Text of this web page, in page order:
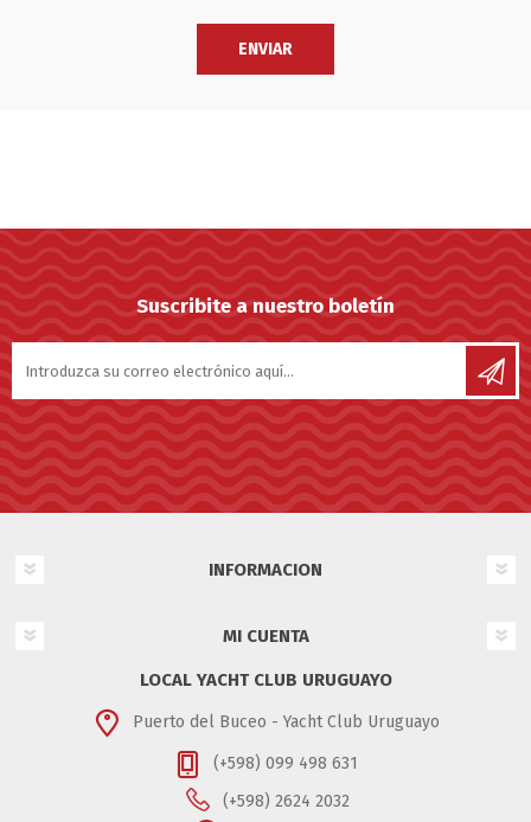
Suscribite a nuestro boletín
INFORMACION
MI CUENTA
LOCAL YACHT CLUB URUGUAYO
Puerto del Buceo - Yacht Club Uruguayo
(+598) 099 498 631
(+598) 2624 2032